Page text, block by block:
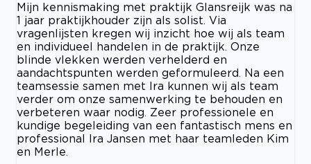
Mijn kennismaking met praktijk Glansreijk was na
1 jaar praktijkhouder zijn als solist. Via
vragenlijsten kregen wij inzicht hoe wij als team
en individueel handelen in de praktijk. Onze
blinde vlekken werden verhelderd en
aandachtspunten werden geformuleerd. Na een
teamsessie samen met Ira kunnen wij als team
verder om onze samenwerking te behouden en
verbeteren waar nodig. Zeer professionele en
kundige begeleiding van een fantastisch mens en
professional Ira Jansen met haar teamleden Kim
en Merle.